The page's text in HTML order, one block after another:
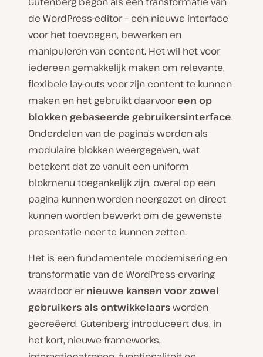
de WordPress-editor – een nieuwe interface
voor het toevoegen, bewerken en
manipuleren van content. Het wil het voor
iedereen gemakkelijk maken om relevante,
flexibele lay-outs voor zijn content te kunnen
maken en het gebruikt daarvooreen op
blokken gebaseerde gebruikersinterface.
Onderdelen van de pagina’s worden als
modulaire blokken weergegeven, wat
betekent dat ze vanuit een uniform
blokmenu toegankelijk zijn, overal op een
pagina kunnen worden neergezet en direct
kunnen worden bewerkt om de gewenste
presentatie neer te kunnen zetten.
Het is een fundamentele modernisering en
transformatie van de WordPress-ervaring
waardoor ernieuwe kansen voor zowel
gebruikers als ontwikkelaarsworden
gecreëerd. Gutenberg introduceert dus, in
het kort, nieuwe frameworks,